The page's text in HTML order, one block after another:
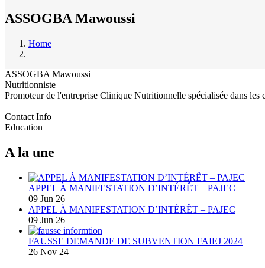
ASSOGBA Mawoussi
Breadcrumb
Home
ASSOGBA Mawoussi
Nutritionniste
Promoteur de l'entreprise Clinique Nutritionnelle spécialisée dans les
Contact Info
Education
A la une
APPEL À MANIFESTATION D’INTÉRÊT – PAJEC
09 Jun 26
APPEL À MANIFESTATION D’INTÉRÊT – PAJEC
09 Jun 26
FAUSSE DEMANDE DE SUBVENTION FAIEJ 2024
26 Nov 24